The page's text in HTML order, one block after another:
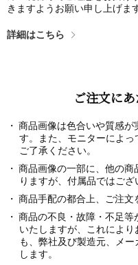
きますようお願い申し上げま
詳細はこちら
ご注文に
商品画像は色合いや質感が
す。また、モニターによ
ご了承ください。
商品画像の一部に、他の商
りますが、付属品ではござ
商品手配の都合上、ご注文
商品の不良・故障・不足等
いたしますが、これによ
も、弊社及び製造元、メ
します。